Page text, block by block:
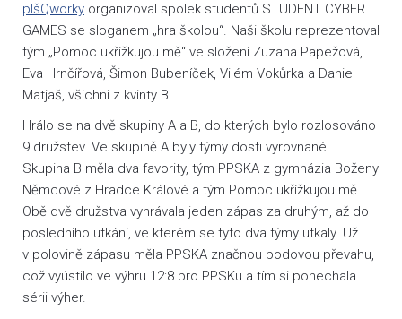
pIšQworky organizoval spolek studentů STUDENT CYBER
GAMES se sloganem „hra školou“. Naši školu reprezentoval
tým „Pomoc ukřížkujou mě“ ve složení Zuzana Papežová,
Eva Hrnčířová, Šimon Bubeníček, Vilém Vokůrka a Daniel
Matjaš, všichni z kvinty B.
Hrálo se na dvě skupiny A a B, do kterých bylo rozlosováno
9 družstev. Ve skupině A byly týmy dosti vyrovnané.
Skupina B měla dva favority, tým PPSKA z gymnázia Boženy
Němcové z Hradce Králové a tým Pomoc ukřížkujou mě.
Obě dvě družstva vyhrávala jeden zápas za druhým, až do
posledního utkání, ve kterém se tyto dva týmy utkaly. Už
v polovině zápasu měla PPSKA značnou bodovou převahu,
což vyústilo ve výhru 12:8 pro PPSKu a tím si ponechala
sérii výher.